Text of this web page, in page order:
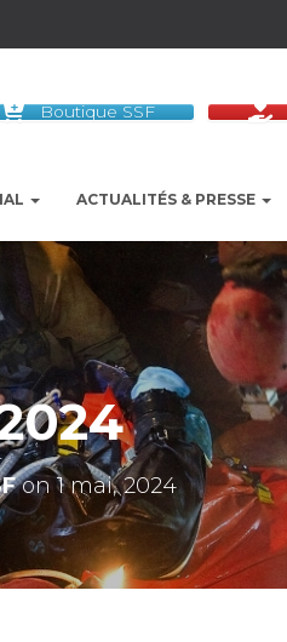
Boutique SSF
ACTUALITÉS & PRESSE
on1 mai, 2024